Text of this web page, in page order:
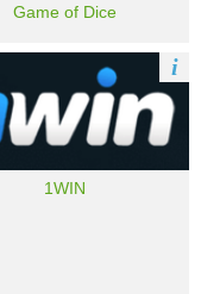
Game of Dice
1WIN
i